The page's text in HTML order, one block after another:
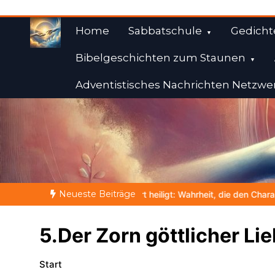
springen
Home Sabbatschule
Bibelgeschichten zum Staunen
Adventistisches Nachrichten
Weisheiten der
Himmelwärts
Neueste Beiträge
heiligt: Wahrheit, die den Charakter formt NOCH WACH?
5.Der Zorn göttlicher
Start